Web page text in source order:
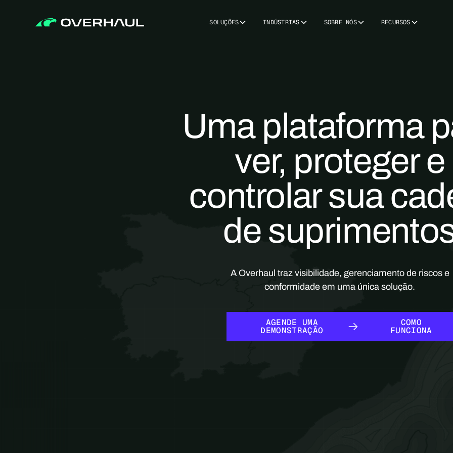
SOLUÇÕES INDÚSTRIAS SOBRE NÓS RECURSOS
Uma plataforma
ver, proteger e
controlar sua
de
A Overhaul traz visibilidade, gerenciamento de riscos e
conformidade em uma única solução.
AGENDE UMA
DEMONSTRAÇÃO
COMO
FUNCIONA